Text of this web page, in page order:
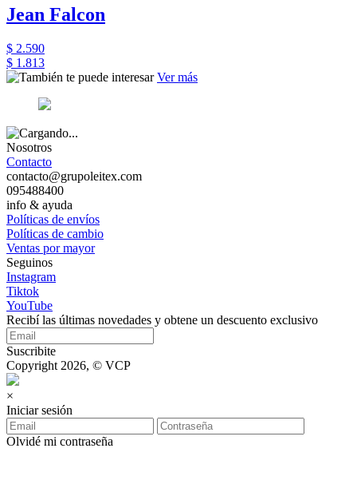
Jean Falcon
$ 2.590
$ 1.813
Ver más
Nosotros
Contacto
contacto@grupoleitex.com
095488400
info & ayuda
Políticas de envíos
Políticas de cambio
Ventas por mayor
Seguinos
Instagram
Tiktok
YouTube
Recibí las últimas novedades y obtene un descuento exclusivo
Suscribite
Copyright 2026, © VCP
×
Iniciar sesión
Olvidé mi contraseña